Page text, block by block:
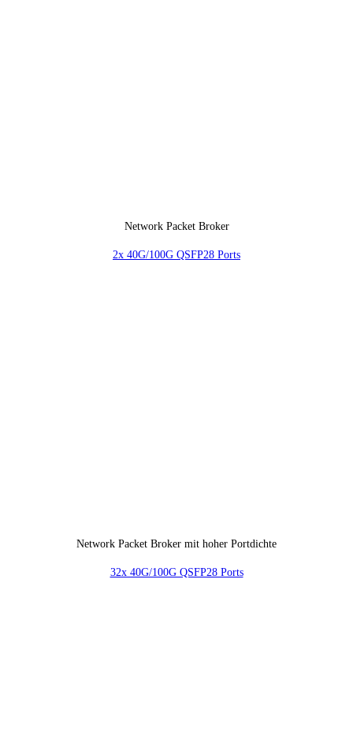
Network Packet Broker
2x 40G/100G QSFP28 Ports
Network Packet Broker mit hoher Portdichte
32x 40G/100G QSFP28 Ports